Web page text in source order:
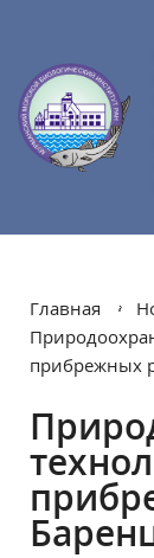
Главная
прибрежных